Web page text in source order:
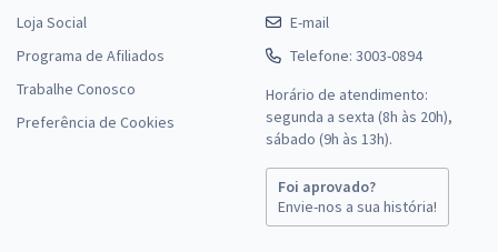
Loja Social
Programa de Afiliados
Trabalhe Conosco
Preferência de Cookies
E-mail
Telefone: 3003-0894
Horário de atendimento:
segunda a sexta (8h às 20h),
sábado (9h às 13h).
Foi aprovado?
Envie-nos a sua história!